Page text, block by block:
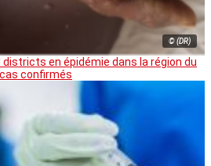
© (DR)
districts en épidémie dans la région du
confirmés